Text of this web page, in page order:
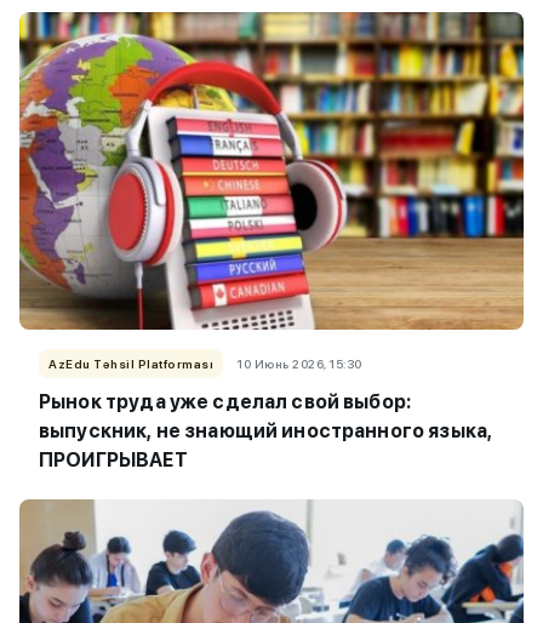
AzEdu Təhsil Platforması 10 Июнь 2026, 15:30
Рынок труда уже сделал свой выбор:
выпускник, не знающий иностранного языка,
ПРОИГРЫВАЕТ